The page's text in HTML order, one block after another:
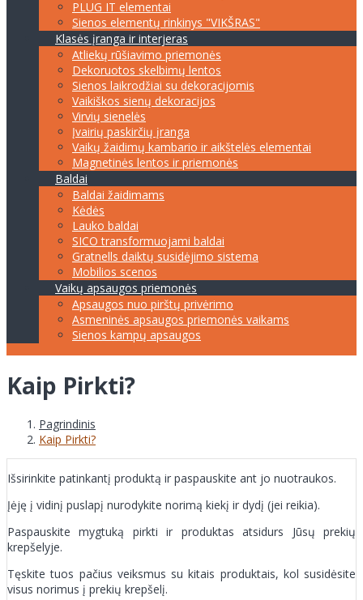
PLUG IT elementai
Sienos elementų rinkinys "VIKŠRAS"
Klasės įranga ir interjeras
Atliekų rūšiavimo priemonės
Dekoruotos skelbimų lentos
Sienos laikrodžiai su dekoracijomis
Vaikiškos sienų dekoracijos
Virvių sienelės
Įvairių paskirčių įranga
Vaikų žaidimų kambario ir aikštelės elementai
Magnetinės lentos ir priemonės
Baldai
Baldai žaidimams
Kėdės
Lauko baldai
SICO transformuojami baldai
Gratnells daiktų susidėjimo sistema
Mobilios scenos
Vaikų apsaugos priemonės
Apsaugos nuo pirštų privėrimo
Asmeninės apsaugos priemonės vaikams
Sienos kampų apsaugos
Kaip Pirkti?
Pagrindinis
Kaip Pirkti?
Išsirinkite patinkantį produktą ir paspauskite ant jo nuotraukos.
Įėję į vidinį puslapį nurodykite norimą kiekį ir dydį (jei reikia).
Paspauskite mygtuką pirkti ir produktas atsidurs Jūsų prekių
krepšelyje.
Tęskite tuos pačius veiksmus su kitais produktais, kol susidėsite
visus norimus į prekių krepšelį.